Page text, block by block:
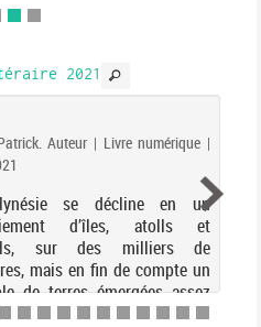
2021
Auteur | Livre numérique |
se décline en un
d’îles, atolls et
sur des milliers de
mais en fin de compte un
de terres émergées assez
réun...